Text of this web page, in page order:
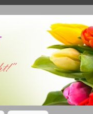
Kijk Hier!